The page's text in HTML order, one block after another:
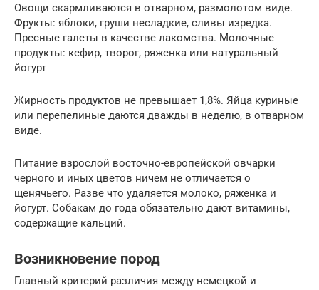
Овощи скармливаются в отварном, размолотом виде.
Фрукты: яблоки, груши несладкие, сливы изредка.
Пресные галеты в качестве лакомства. Молочные
продукты: кефир, творог, ряженка или натуральный
йогурт
Жирность продуктов не превышает 1,8%. Яйца куриные
или перепелиные даются дважды в неделю, в отварном
виде.
Питание взрослой восточно-европейской овчарки
черного и иных цветов ничем не отличается о
щенячьего. Разве что удаляется молоко, ряженка и
йогурт. Собакам до года обязательно дают витамины,
содержащие кальций.
Возникновение пород
Главный критерий различия между немецкой и